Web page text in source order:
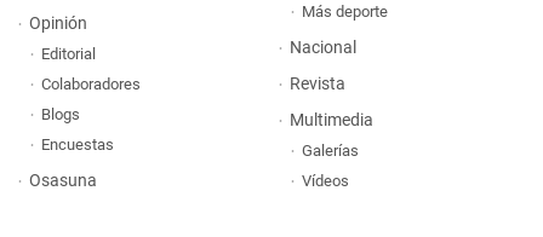
Opinión
Editorial
Colaboradores
Blogs
Encuestas
Osasuna
Más deporte
Nacional
Revista
Multimedia
Galerías
Vídeos